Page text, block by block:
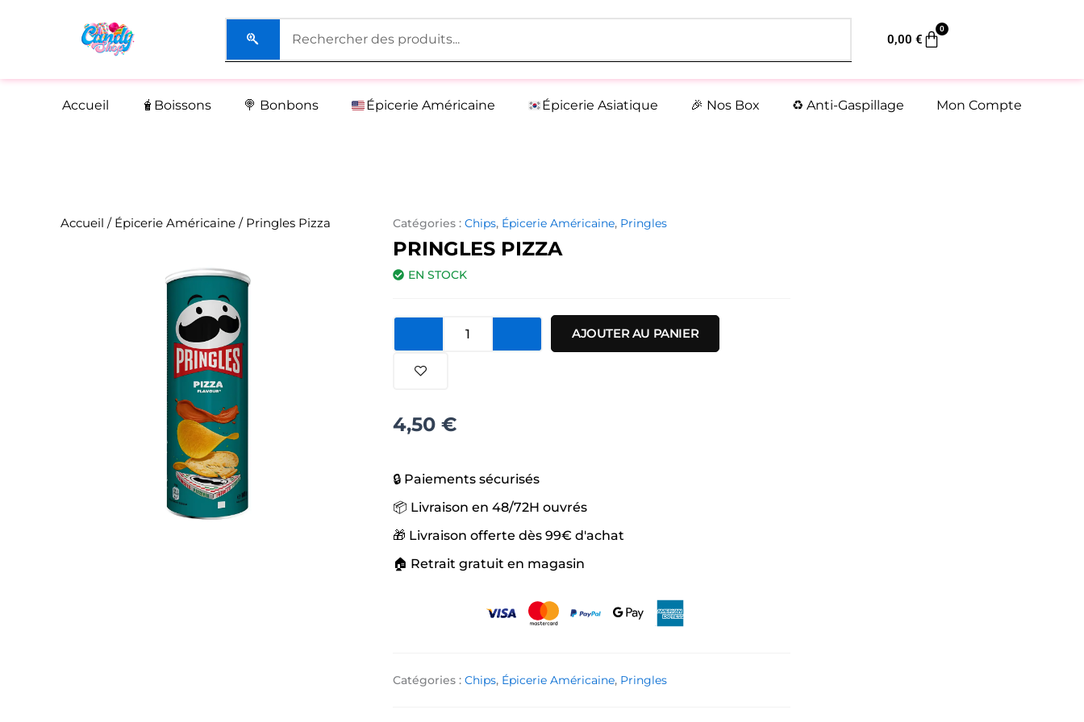
0,00€
0
Panier
Accueil 🧋Boissons 🍭 Bonbons Épicerie Américaine Épicerie Asiatique 🎉 Nos Box ♻️ Anti-Gaspillage Mon Compte
Accueil / Épicerie Américaine / Pringles Pizza Catégories : Chips, Épicerie Américaine, Pringles
PRINGLES PIZZA
EN STOCK
quantité
AJOUTER AU PANIER
4,50 €
🔒 Paiements sécurisés
📦 Livraison en 48/72H ouvrés
🎁 Livraison offerte dès 99€ d'achat
🏠 Retrait gratuit en magasin
Catégories : Chips, Épicerie Américaine, Pringles